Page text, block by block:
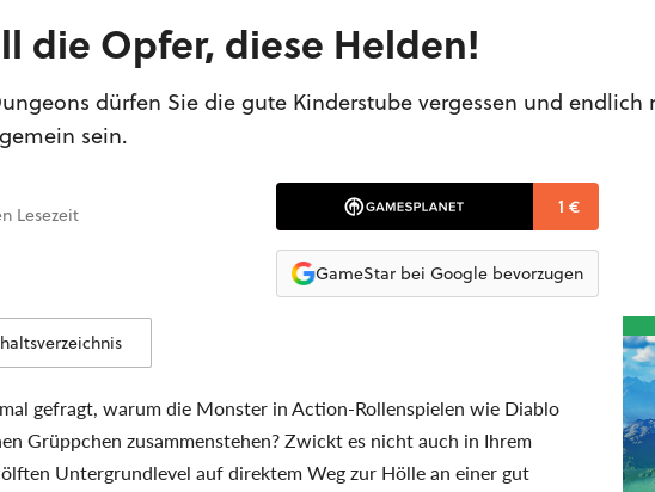
die Opfer, diese Helden!
dürfen Sie die gute Kinderstube vergessen und endlich
sein.
Lesezeit 1 €
GameStar bei Google bevorzugen
gefragt, warum die Monster in Action-Rollenspielen wie Diablo
Grüppchen zusammenstehen? Zwickt es nicht auch in Ihrem
Untergrundlevel auf direktem Weg zur Hölle an einer gut